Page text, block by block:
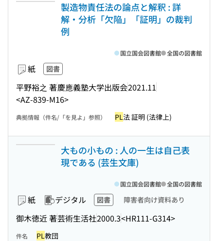
製造物責任法の論点と解釈 : 詳
解・分析「欠陥」「証明」の裁判
例
紙 図書
平野裕之 著慶應義塾大学出版会2021.11
<AZ-839-M16>
国立国会図書館 全国の図書館
典拠情報（件名/「を見よ」参照） PL法 証明 (法律上)
大もの小もの : 人の一生は自己表
現である (芸生文庫)
紙 デジタル 図書 障害者向け資料あり
御木徳近 著芸術生活社2000.3<HR111-G314>
国立国会図書館 全国の図書館
件名 PL教団